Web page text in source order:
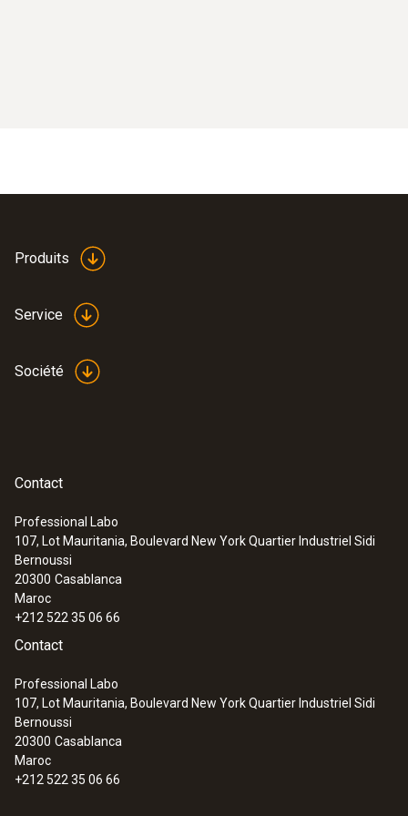
Produits
Service
Société
Contact
Professional Labo
107, Lot Mauritania, Boulevard New York Quartier Industriel Sidi
Bernoussi
20300 Casablanca
Maroc
+212 522 35 06 66
Contact
Professional Labo
107, Lot Mauritania, Boulevard New York Quartier Industriel Sidi
Bernoussi
20300 Casablanca
Maroc
+212 522 35 06 66